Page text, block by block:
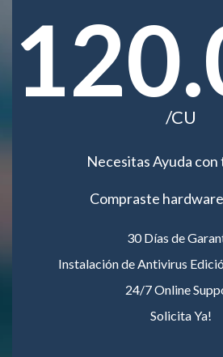
/CU
Necesitas Ayuda
Compraste
30 Días de
Instalación de Antivirus
24/7 Online
Solicita Ya!